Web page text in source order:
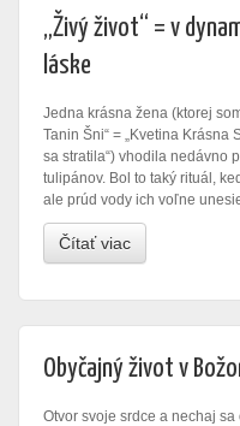
„Živý život“ = v
láske
Jedna krásna žena (ktorej
Tanin Šni“ = „Kvetina Krásna
sa stratila“) vhodila nedávno
tulipánov. Bol to taký rituál,
ale prúd vody ich voľne
Čítať viac
Obyčajný život v
Otvor svoje srdce a nechaj